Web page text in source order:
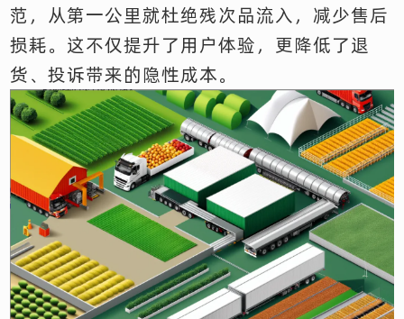
范，从第一公里就杜绝残次品流入，减少售后
损耗。这不仅提升了用户体验，更降低了退
货、投诉带来的隐性成本。